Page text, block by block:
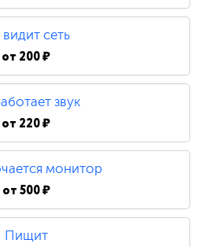
480 ₽
процессора
790 ₽
сеть
от 200 ₽
звук
от 220 ₽
монитор
от500 ₽
Пищит